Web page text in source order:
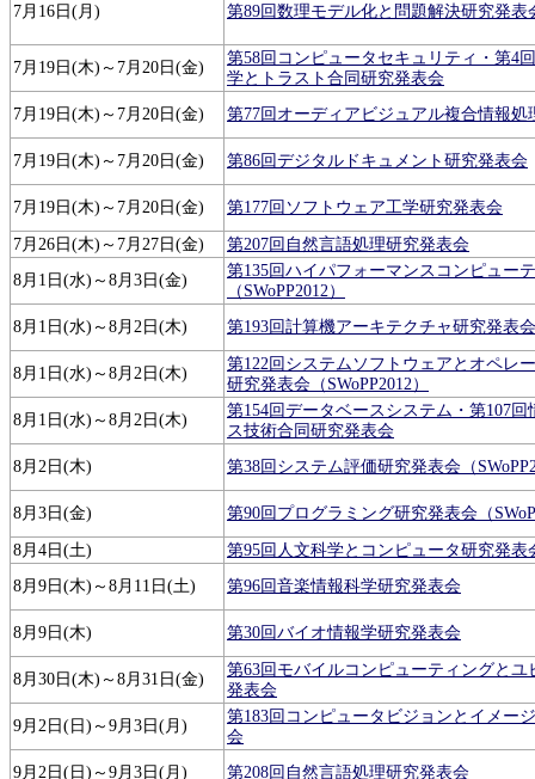
7月16日(月) 第89回数理モデル化と問題解決研究発表
7月19日(木)～7月20日(金)
第58回コンピュータセキュリティ・第4
学とトラスト合同研究発表会
7月19日(木)～7月20日(金)
第77回オーディアビジュアル複合情報処
7月19日(木)～7月20日(金) 第86回デジタルドキュメント研究発表会
7月19日(木)～7月20日(金) 第177回ソフトウェア工学研究発表会
7月26日(木)～7月27日(金)
第207回自然言語処理研究発表会
8月1日(水)～8月3日(金)
第135回ハイパフォーマンスコンピュー
（SWoPP2012）
8月1日(水)～8月2日(木)
第193回計算機アーキテクチャ研究発表会
8月1日(水)～8月2日(木)
第122回システムソフトウェアとオペレ
研究発表会（SWoPP2012）
8月1日(水)～8月2日(木)
第154回データベースシステム・第107
ス技術合同研究発表会
8月2日(木)
第38回システム評価研究発表会（
8月3日(金) 第90回プログラミング研究発表会（
8月4日(土)
第95回人文科学とコンピュータ研究発表
8月9日(木)～8月11日(土)
第96回音楽情報科学研究発表会
8月9日(木) 第30回バイオ情報学研究発表会
8月30日(木)～8月31日(金)
第63回モバイルコンピューティングとユ
発表会
9月2日(日)～9月3日(月)
第183回コンピュータビジョンとイメー
会
9月2日(日)～9月3日(月)
第208回自然言語処理研究発表会